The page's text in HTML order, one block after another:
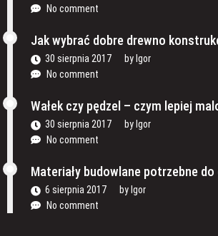
No comment
Jak wybrać dobre drewno
30 sierpnia 2017 by Igor
No comment
Wałek czy pędzel – czym lepiej
30 sierpnia 2017 by Igor
No comment
Materiały budowlane potrzebne
6 sierpnia 2017 by Igor
No comment